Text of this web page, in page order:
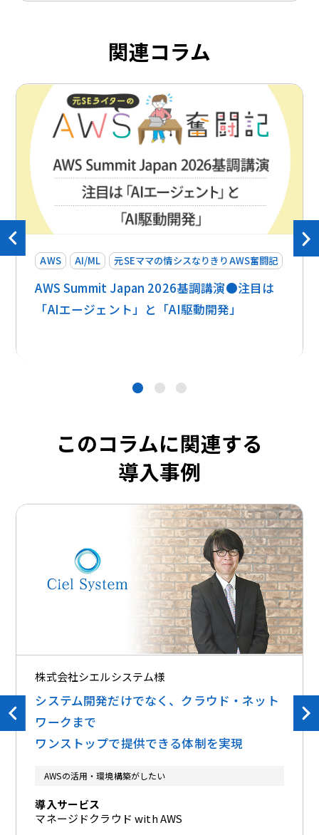
関連コラム
AWS AI/ML 元SEママの情シスなりきりAWS奮闘記
AWS Summit Japan 2026基調講演●注目は
「AIエージェント」と「AI駆動開発」
● ● ●
このコラムに関連する
導入事例
株式会社シエルシステム様
システム開発だけでなく、クラウド・ネット
ワークまで
ワンストップで提供できる体制を実現
AWSの活用・環境構築がしたい
導入サービス
マネージドクラウド with AWS